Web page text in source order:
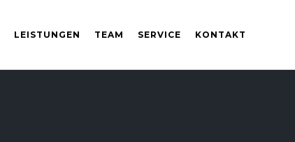
LEISTUNGEN TEAM SERVICE KONTAKT